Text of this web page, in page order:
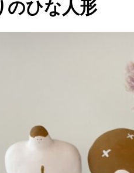
ひな人形